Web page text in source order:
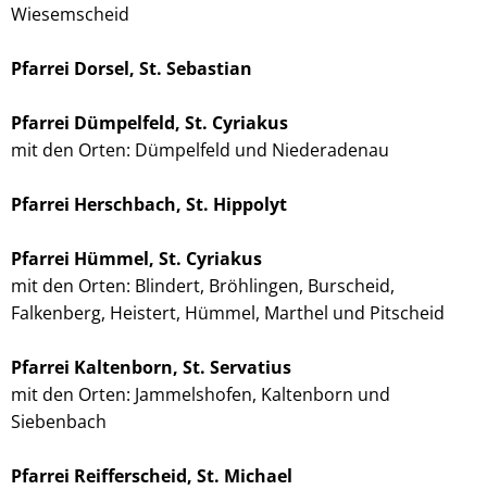
Wiesemscheid
Pfarrei Dorsel, St. Sebastian
Pfarrei Dümpelfeld, St. Cyriakus
mit den Orten: Dümpelfeld und Niederadenau
Pfarrei Herschbach, St. Hippolyt
Pfarrei Hümmel, St. Cyriakus
mit den Orten: Blindert, Bröhlingen, Burscheid,
Falkenberg, Heistert, Hümmel, Marthel und Pitscheid
Pfarrei Kaltenborn, St. Servatius
mit den Orten: Jammelshofen, Kaltenborn und
Siebenbach
Pfarrei Reifferscheid, St. Michael